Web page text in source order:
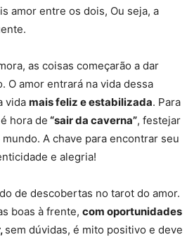
amor entre os dois, Ou seja, a
as coisas começarão a dar
O amor entrará na vida dessa
vida mais feliz e estabilizada. Para
hora de “sair da caverna”, festejar
A chave para encontrar seu
e alegria!
de descobertas no tarot do amor.
boas à frente, com oportunidades
sem dúvidas, é mito positivo e deve